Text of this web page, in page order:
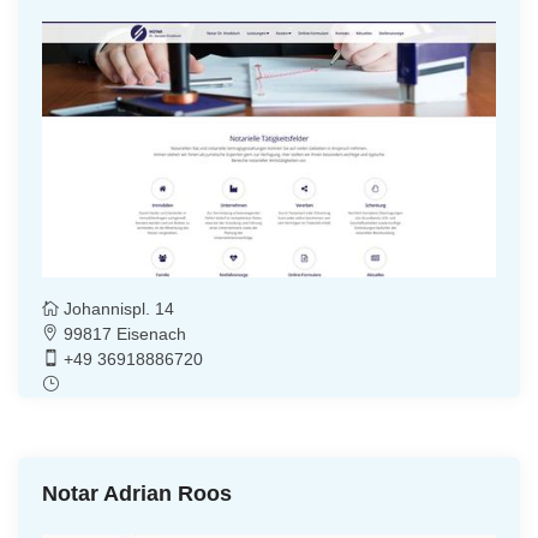
Johannispl. 14
99817 Eisenach
+49 36918886720
Notar Adrian Roos